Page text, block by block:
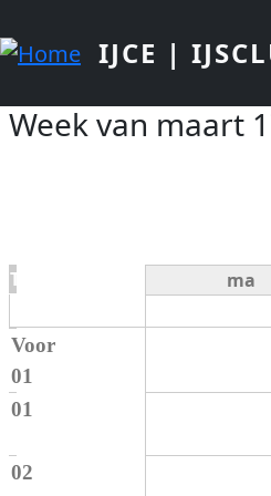
IJCE |
Week van maart
Tijd ma
Voor
01
01
02